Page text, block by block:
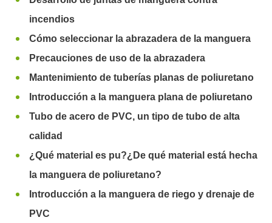
incendios
Cómo seleccionar la abrazadera de la manguera
Precauciones de uso de la abrazadera
Mantenimiento de tuberías planas de poliuretano
Introducción a la manguera plana de poliuretano
Tubo de acero de PVC, un tipo de tubo de alta
calidad
¿Qué material es pu?¿De qué material está hecha
la manguera de poliuretano?
Introducción a la manguera de riego y drenaje de
PVC